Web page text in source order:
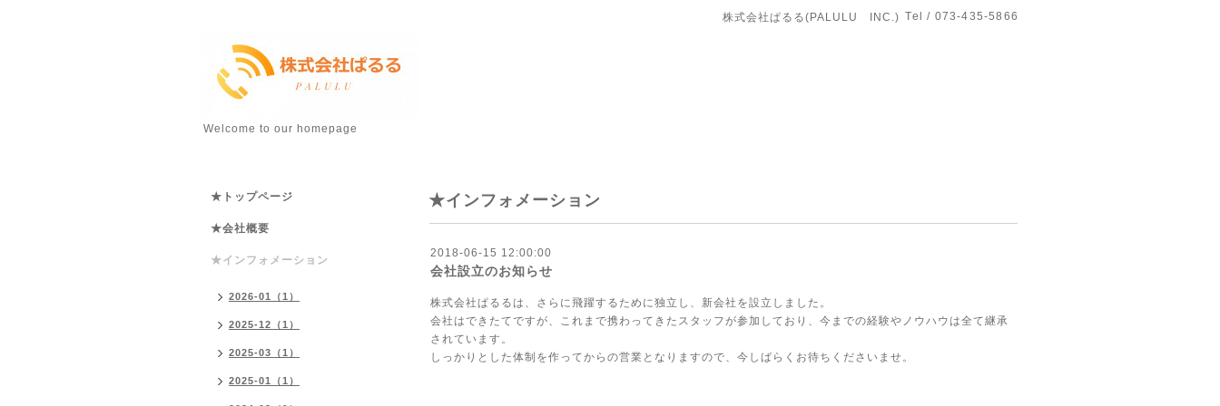
株式会社ぱるる(PALULU INC.) Tel / 073-435-5866
Welcome to our homepage
★インフォメーション
2018-06-15 12:00:00
会社設立のお知らせ
株式会社ぱるるは、さらに飛躍するために独立し、新会社を設立しました。
会社はできたてですが、これまで携わってきたスタッフが参加しており、今までの経験やノウハウは全て継承
されています。
しっかりとした体制を作ってからの営業となりますので、今しばらくお待ちくださいませ。
★トップページ
★会社概要
★インフォメーション
2026-01（1）
2025-12（1）
2025-03（1）
2025-01（1）